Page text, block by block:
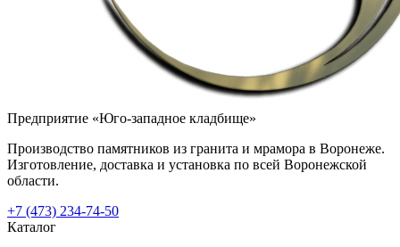
Предприятие «Юго-западное кладбище»
Производство памятников из гранита и мрамора в Воронеже.
Изготовление, доставка и установка по всей Воронежской
области.
+7 (473) 234-74-50
Каталог